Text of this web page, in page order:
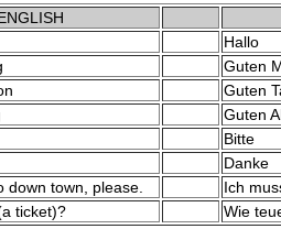
Hallo
Guten
Guten
Guten
Bitte
Danke
down town, please.
Ich
ticket)?
Wie